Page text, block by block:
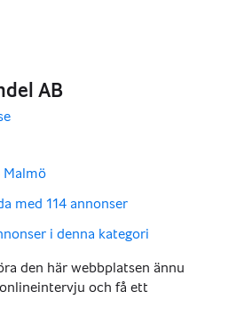
Malmö
med 114 annonser
i denna kategori
den här webbplatsen ännu
och få ett